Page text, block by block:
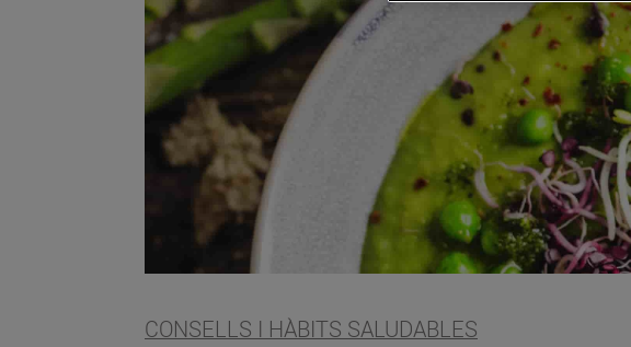
CONSELLS I HÀBITS SALUDABLES